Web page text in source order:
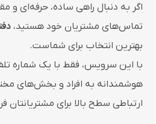
اگر به دنبال راهی ساده، حرفه‌ای و
تماس‌های مشتریان خود هستید،
بهترین انتخاب برای شماست.
با این سرویس، فقط با یک شماره
هوشمندانه به افراد و بخش‌های
ارتباطی سطح بالا برای مشتریانتان